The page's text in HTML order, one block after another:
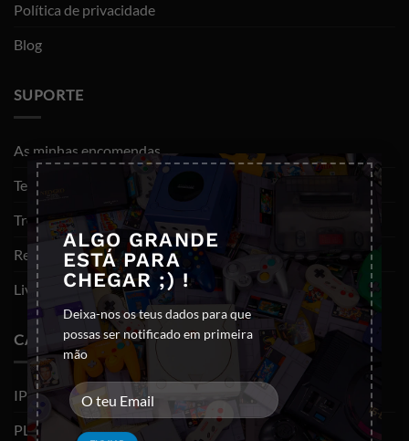
ALGO GRANDE
ESTÁ PARA
CHEGAR ;) !
Deixa-nos os teus dados para que
possas ser notificado em primeira
mão
×
Política de privacidade
Blog
SUPORTE
As minhas encomendas
Termos e Condições
Trocas e devoluções
Resolução de litígios
Livro de reclamações
CATEGORIAS
IPHONES (RECONDICIONADOS)
PLAYSTATION